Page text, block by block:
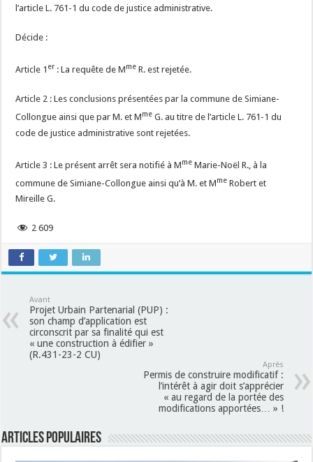
l’article L. 761-1 du code de justice administrative.
Décide :
Article 1 er : La requête de Mme R. est rejetée.
Article 2 : Les conclusions présentées par la commune de Simiane-
Collongue ainsi que par M. et Mme G. au titre de l’article L. 761-1 du
code de justice administrative sont rejetées.
Article 3 : Le présent arrêt sera notifié à Mme Marie-Noël R., à la
commune de Simiane-Collongue ainsi qu’à M. et Mme Robert et
Mireille G.
2 609
Avant
Projet Urbain Partenarial (PUP) :
son champ d’application est
circonscrit par sa finalité qui est
« une construction à édifier »
(R.431-23-2 CU)
Après
Permis de construire modificatif :
l’intérêt à agir doit s’apprécier
« au regard de la portée des
modifications apportées… » !
Articles populaires